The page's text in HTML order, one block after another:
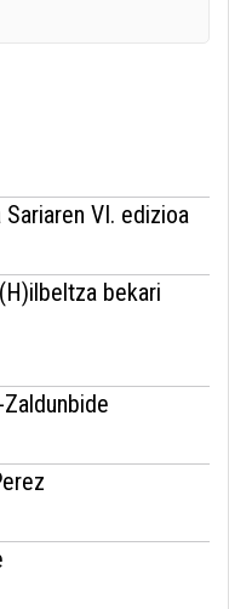
VI. edizioa
bekari